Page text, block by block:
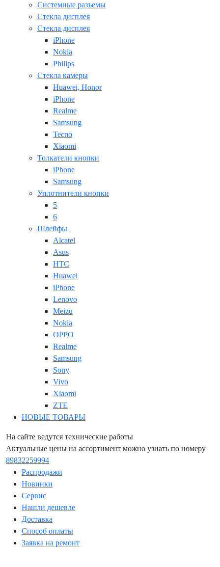
Системные разъемы
Стекла дисплея
Стекла дисплея
iPhone
Nokia
Philips
Стекла камеры
Huawei, Honor
iPhone
Realme
Samsung
Tecno
Xiaomi
Толкатели кнопки
iPhone
Samsung
Уплотнители кнопки
5
6
Шлейфы
Alcatel
Asus
HTC
Huawei
iPhone
Lenovo
Meizu
Nokia
OPPO
Realme
Samsung
Sony
Vivo
Xiaomi
ZTE
НОВЫЕ ТОВАРЫ
На сайте ведутся технические работы
Актуальные цены на ассортимент можно узнать по номеру
89832259994
Распродажи
Новинки
Сервис
Нашли дешевле
Доставка
Способ оплаты
Заявка на ремонт